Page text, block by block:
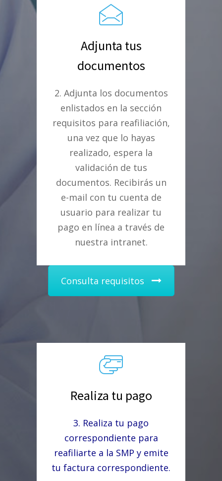
Adjunta tus
documentos
2. Adjunta los documentos
enlistados en la sección
requisitos para reafiliación,
una vez que lo hayas
realizado, espera la
validación de tus
documentos. Recibirás un
e-mail con tu cuenta de
usuario para realizar tu
pago en línea a través de
nuestra intranet.
Consulta requisitos
Realiza tu pago
3. Realiza tu pago
correspondiente para
reafiliarte a la SMP y emite
tu factura correspondiente.